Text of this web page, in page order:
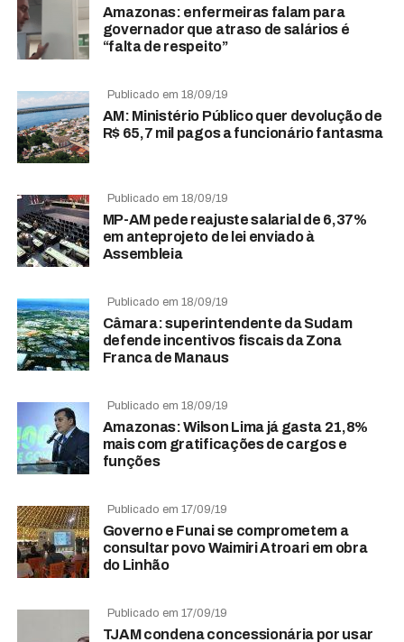
Amazonas: enfermeiras falam para
governador que atraso de salários é
“falta de respeito”
Publicado em 18/09/19
AM: Ministério Público quer devolução de
R$ 65,7 mil pagos a funcionário fantasma
Publicado em 18/09/19
MP-AM pede reajuste salarial de 6,37%
em anteprojeto de lei enviado à
Assembleia
Publicado em 18/09/19
Câmara: superintendente da Sudam
defende incentivos fiscais da Zona
Franca de Manaus
Publicado em 18/09/19
Amazonas: Wilson Lima já gasta 21,8%
mais com gratificações de cargos e
funções
Publicado em 17/09/19
Governo e Funai se comprometem a
consultar povo Waimiri Atroari em obra
do Linhão
Publicado em 17/09/19
TJAM condena concessionária por usar